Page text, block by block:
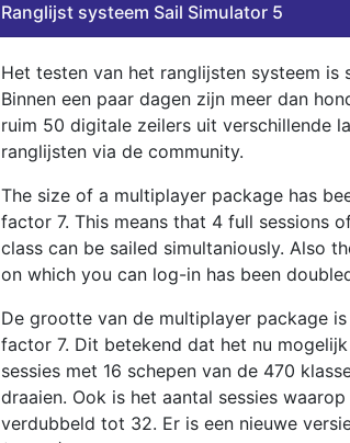
Ranglijst systeem Sail Simulator 5
Het testen van het ranglijsten systeem is
Binnen een paar dagen zijn meer dan
ruim 50 digitale zeilers uit verschillende
ranglijsten via de community.
The size of a multiplayer package has
factor 7. This means that 4 full sessions
class can be sailed simultaniously. Also
on which you can log-in has been
De grootte van de multiplayer package
factor 7. Dit betekend dat het nu
sessies met 16 schepen van de 470
draaien. Ook is het aantal sessies
verdubbeld tot 32. Er is een nieuwe